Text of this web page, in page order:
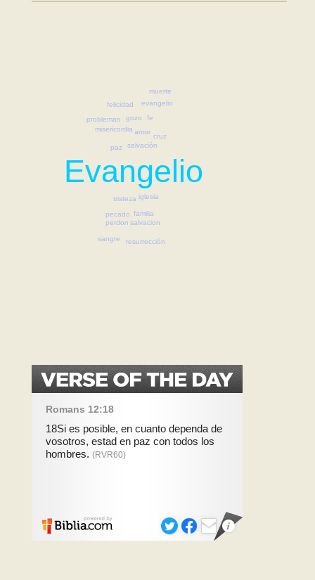
Evangelio
salvación
tristeza
amor
misericordia
pecado
paz
familia
iglesia
fe
gozo
perdon salvacion
evangelio
cruz
felicidad
problemas
sangre resurrección
muerte